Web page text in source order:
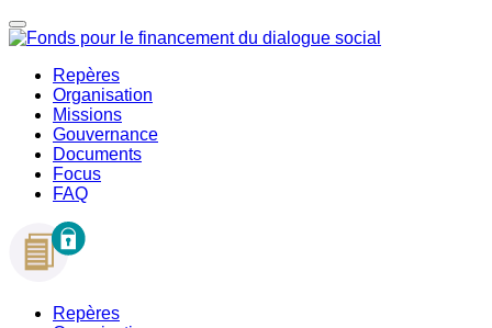
Repères
Organisation
Missions
Gouvernance
Documents
Focus
FAQ
Repères